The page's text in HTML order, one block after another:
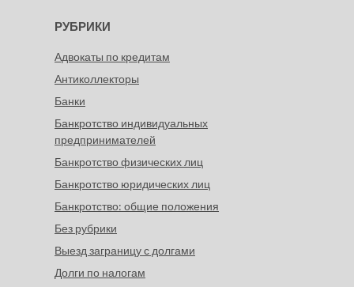
РУБРИКИ
Адвокаты по кредитам
Антиколлекторы
Банки
Банкротство индивидуальных
предпринимателей
Банкротство физических лиц
Банкротство юридических лиц
Банкротство: общие положения
Без рубрики
Выезд заграницу с долгами
Долги по налогам